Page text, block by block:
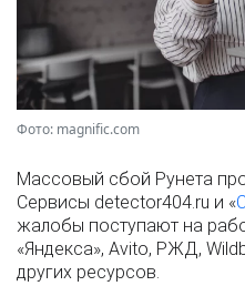
Фото: magnific.com
Массовый сбой Рунета
Сервисы detector404.ru и «
жалобы поступают на
«Яндекса», Avito, РЖД,
других ресурсов.